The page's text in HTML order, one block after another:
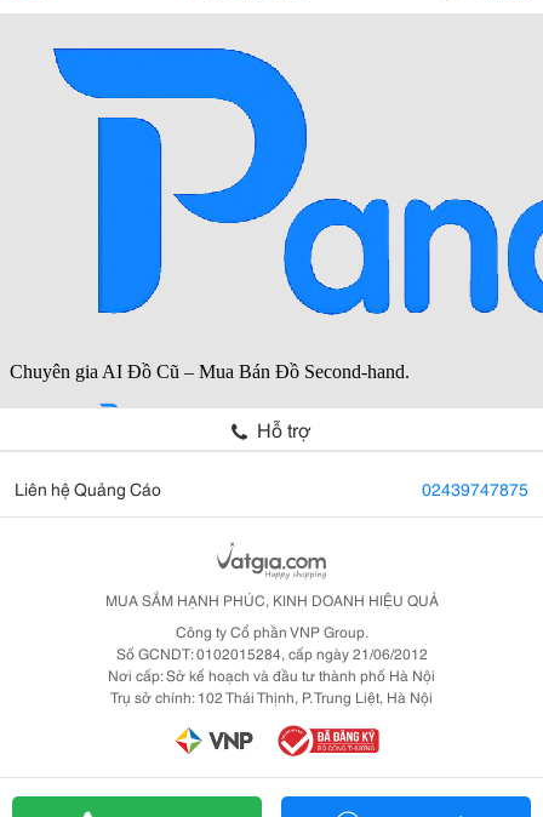
Hỗ trợ
Liên hệ Quảng Cáo 02439747875
MUA SẮM HẠNH PHÚC, KINH DOANH HIỆU QUẢ
Công ty Cổ phần VNP Group.
Số GCNDT: 0102015284, cấp ngày 21/06/2012
Nơi cấp: Sở kế hoạch và đầu tư thành phố Hà Nội
Trụ sở chính: 102 Thái Thịnh, P. Trung Liệt, Hà Nội